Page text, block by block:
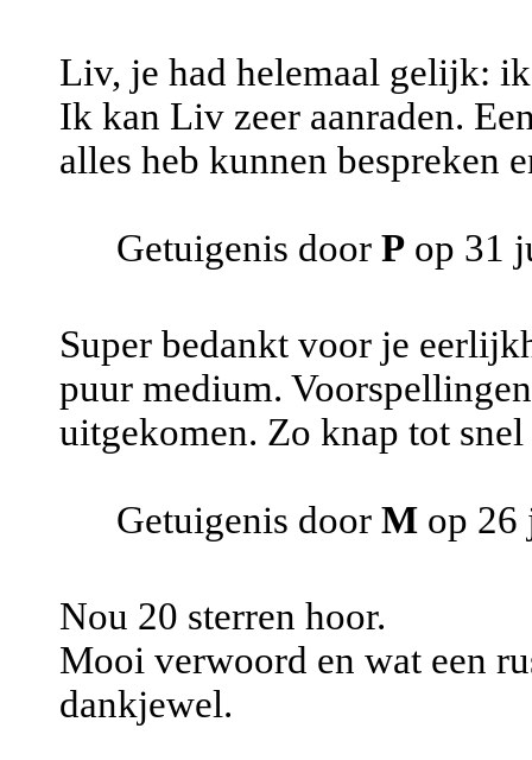
Liv, je had helemaal gelijk:
Ik kan Liv zeer aanraden.
alles heb kunnen bespreken
Getuigenis door P op 31
Super bedankt voor je
puur medium.
uitgekomen. Zo knap tot
Getuigenis door M op 26
Nou 20 sterren hoor.
Mooi verwoord en wat een
dankjewel.